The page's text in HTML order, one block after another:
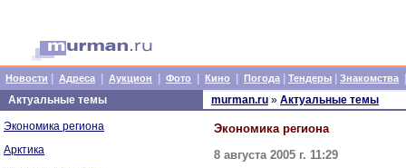
Новости Адреса Аукцион Фото Кино Погода Тендеры Знакомства
Актуальные темы
Экономика региона
Арктика
murman.ru » Актуальные темы
Экономика региона
8 августа 2005 г. 11:29